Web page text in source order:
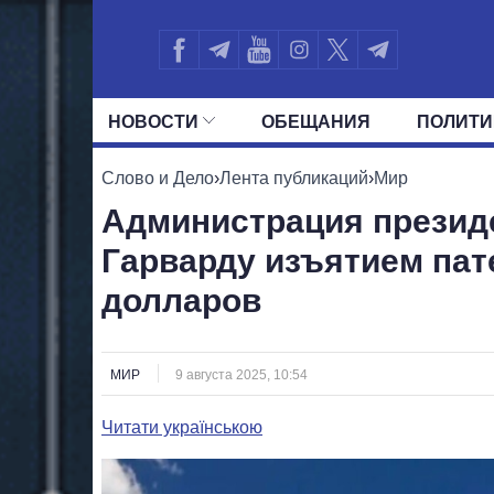
НОВОСТИ ОБЕЩАНИЯ
ВСЕ ПОЛИТИКИ ПРЕЗИДЕНТ И
Слово и Дело›Лента публикаций›Мир
Администрация
Гарварду изъятием
долларов
МИР 9 августа 2025, 10:54
Читати українською